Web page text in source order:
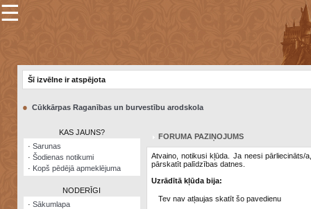
×
Šodienas
notikumi
☰
Šī izvēlne ir atspējota
● Cūkkārpas Raganības un burvestību arodskola
KAS JAUNS?
· Sarunas
· Šodienas notikumi
· Kopš pēdējā apmeklējuma
NODERĪGI
· Sākumlapa
FORUMA PAZIŅOJUMS
Atvaino, notikusi kļūda. Ja neesi pārliecināts/
pārskatīt palīdzības datnes.
Uzrādītā kļūda bija:
Tev nav atļaujas skatīt šo pavedienu